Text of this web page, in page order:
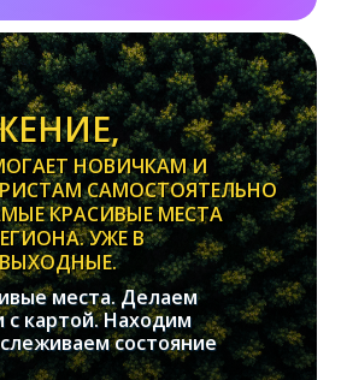
НОВИЧКАМ И
САМОСТОЯТЕЛЬНО
КРАСИВЫЕ МЕСТА
УЖЕ В
места. Делаем
с картой. Находим
состояние